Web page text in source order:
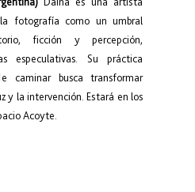
fotografía como un umbral
ficción y percepción,
especulativas. Su práctica
caminar busca transformar
y la intervención. Estará en los
Acoyte.